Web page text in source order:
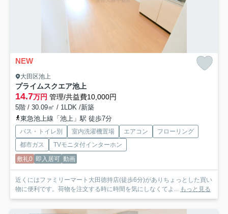
NEW
大田区池上
プライムスクエア池上
14.7万円 管理/共益費10,000円
5階 / 30.09㎡ / 1LDK /新築
東急池上線「池上」駅 徒歩7分
バス・トイレ別 室内洗濯機置場 エアコン
フローリング
都市ガス
TVモニタ付インターホン
敷礼0 即入居可 動画
近くにはファミリーマート大田徳持店(徒歩6分)がありちょっとした買い
物に便利です。荷物を注文する時に時間を気にしなくてよ...
もっと見る